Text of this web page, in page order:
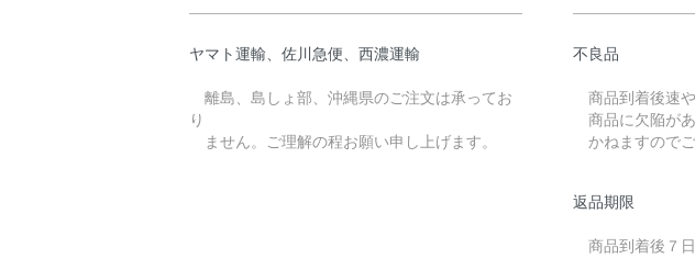
ヤマト運輸、佐川急便、西濃運輸
離島、島しょ部、沖縄県のご注文は承ってお
り
ません。ご理解の程お願い申し上げます。
不良品
商品到着後速
商品に欠陥が
かねますのでご
返品期限
商品到着後７